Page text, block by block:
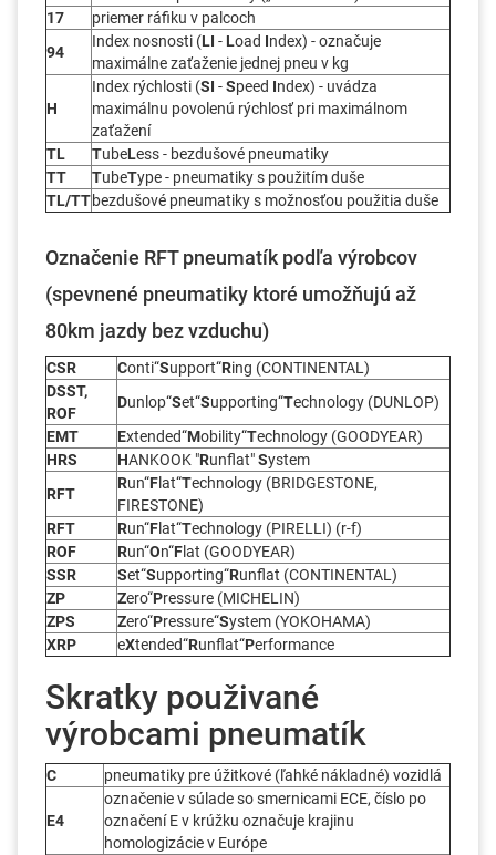
17
priemer ráfiku v palcoch
94
Index nosnosti (LI - Load Index) - označuje
maximálne zaťaženie jednej pneu v kg
H
Index rýchlosti (SI -Speed Index) - uvádza
maximálnu povolenú rýchlosť pri maximálnom
zaťažení
TL
TubeLess - bezdušové pneumatiky
TT
TubeType - pneumatiky s použitím duše
TL/TTbezdušové pneumatiky s možnosťou použitia duše
Označenie RFT pneumatík podľa výrobcov
(spevnené pneumatiky ktoré umožňujú až
80km jazdy bez vzduchu)
CSR Conti“Support“Ring (CONTINENTAL)
DSST,
ROF
Dunlop“Set“Supporting“Technology (DUNLOP)
EMT
Extended“Mobility“Technology (GOODYEAR)
HRS
HANKOOK "Runflat"System
RFT
Run“Flat“Technology (BRIDGESTONE,
FIRESTONE)
RFT
Run“Flat“Technology (PIRELLI) (r-f)
ROF
Run“On“Flat (GOODYEAR)
SSR
Set“Supporting“Runflat (CONTINENTAL)
ZP
Zero“Pressure (MICHELIN)
ZPS
Zero“Pressure“System (YOKOHAMA)
XRP
eXtended“Runflat“Performance
Skratky použivané
výrobcami pneumatík
C pneumatiky pre úžitkové (ľahké nákladné) vozidlá
E4
označenie v súlade so smernicami ECE, číslo po
označení E v krúžku označuje krajinu
homologizácie v Európe